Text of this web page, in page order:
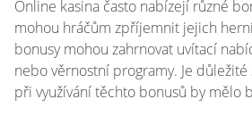
Online kasina často nabízejí různé
mohou hráčům zpříjemnit jejich
bonusy mohou zahrnovat uvítací
nebo věrnostní programy. Je důležité
při využívání těchto bonusů by mělo